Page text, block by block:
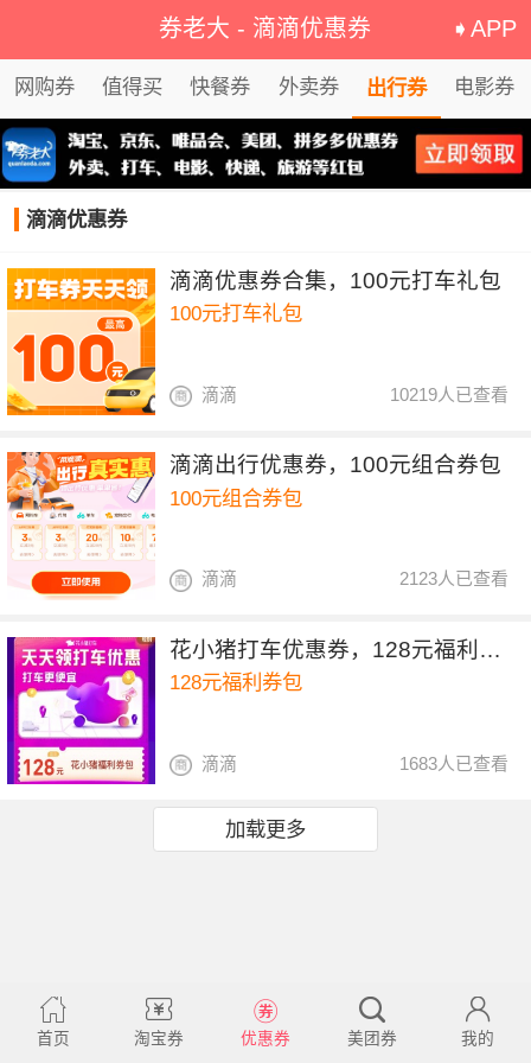
券老大 - 滴滴优惠券 ➧APP
网购券 值得买 快餐券 外卖券 出行券 电影券
滴滴优惠券
滴滴优惠券合集，100元打车礼包
100元打车礼包
10219人已查看
滴滴
滴滴出行优惠券，100元组合券包
100元组合券包
2123人已查看
滴滴
花小猪打车优惠券，128元福利券包
128元福利券包
1683人已查看
滴滴
加载更多
首页 淘宝券 优惠券 美团券 我的